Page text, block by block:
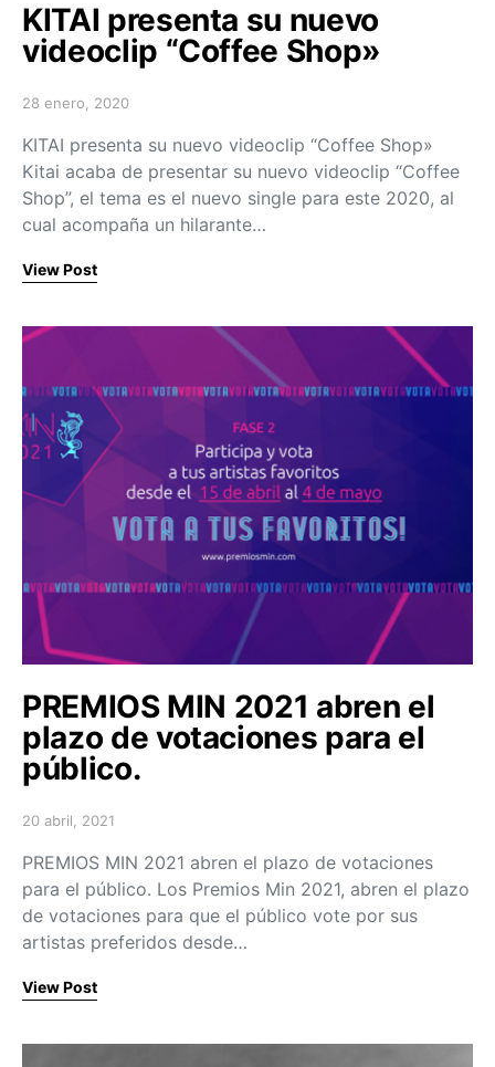
KITAI presenta su nuevo
videoclip “Coffee Shop»
Posted on
28 enero, 2020
KITAI presenta su nuevo videoclip “Coffee Shop»
Kitai acaba de presentar su nuevo videoclip “Coffee
Shop”, el tema es el nuevo single para este 2020, al
cual acompaña un hilarante…
View Post
PREMIOS MIN 2021 abren el
plazo de votaciones para el
público.
Posted on
20 abril, 2021
PREMIOS MIN 2021 abren el plazo de votaciones
para el público. Los Premios Min 2021, abren el plazo
de votaciones para que el público vote por sus
artistas preferidos desde…
View Post